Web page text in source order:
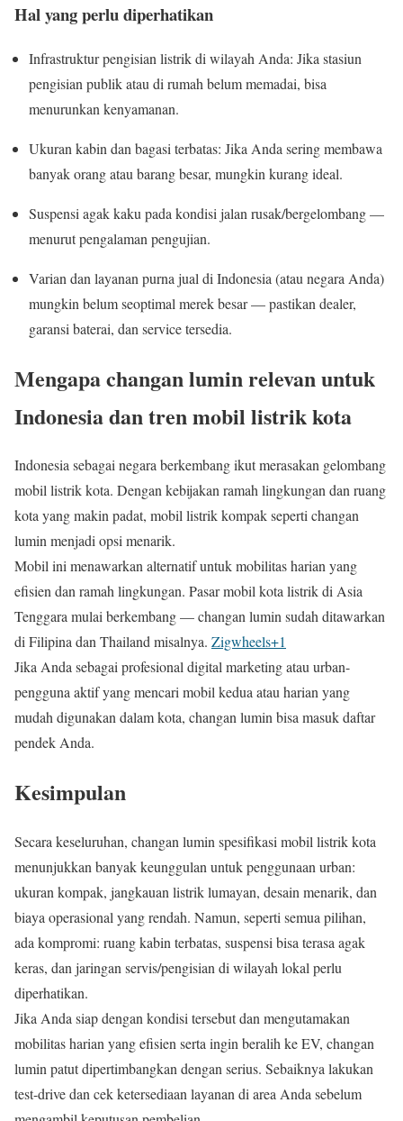
Hal yang perlu diperhatikan
Infrastruktur pengisian listrik di wilayah Anda: Jika stasiun
pengisian publik atau di rumah belum memadai, bisa
menurunkan kenyamanan.
Ukuran kabin dan bagasi terbatas: Jika Anda sering membawa
banyak orang atau barang besar, mungkin kurang ideal.
Suspensi agak kaku pada kondisi jalan rusak/bergelombang —
menurut pengalaman pengujian.
Varian dan layanan purna jual di Indonesia (atau negara Anda)
mungkin belum seoptimal merek besar — pastikan dealer,
garansi baterai, dan service tersedia.
Mengapa changan lumin relevan untuk
Indonesia dan tren mobil listrik kota
Indonesia sebagai negara berkembang ikut merasakan gelombang
mobil listrik kota. Dengan kebijakan ramah lingkungan dan ruang
kota yang makin padat, mobil listrik kompak seperti changan
lumin menjadi opsi menarik.
Mobil ini menawarkan alternatif untuk mobilitas harian yang
efisien dan ramah lingkungan. Pasar mobil kota listrik di Asia
Tenggara mulai berkembang — changan lumin sudah ditawarkan
di Filipina dan Thailand misalnya. Zigwheels+1
Jika Anda sebagai profesional digital marketing atau urban-
pengguna aktif yang mencari mobil kedua atau harian yang
mudah digunakan dalam kota, changan lumin bisa masuk daftar
pendek Anda.
Kesimpulan
Secara keseluruhan, changan lumin spesifikasi mobil listrik kota
menunjukkan banyak keunggulan untuk penggunaan urban:
ukuran kompak, jangkauan listrik lumayan, desain menarik, dan
biaya operasional yang rendah. Namun, seperti semua pilihan,
ada kompromi: ruang kabin terbatas, suspensi bisa terasa agak
keras, dan jaringan servis/pengisian di wilayah lokal perlu
diperhatikan.
Jika Anda siap dengan kondisi tersebut dan mengutamakan
mobilitas harian yang efisien serta ingin beralih ke EV, changan
lumin patut dipertimbangkan dengan serius. Sebaiknya lakukan
test-drive dan cek ketersediaan layanan di area Anda sebelum